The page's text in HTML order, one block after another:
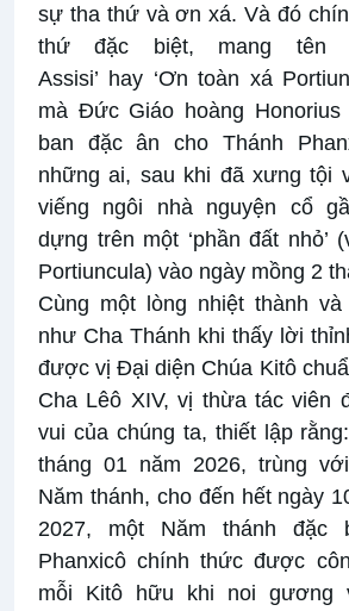
sự tha thứ và ơn xá. Và đó
thứ đặc biệt, mang tên
Assisi’ hay ‘Ơn toàn xá
mà Đức Giáo hoàng
ban đặc ân cho Thánh
những ai, sau khi đã xưng tội
viếng ngôi nhà nguyện cổ
dựng trên một ‘phần đất nhỏ’
Portiuncula) vào ngày mồng 2
Cùng một lòng nhiệt thành
như Cha Thánh khi thấy lời
được vị Đại diện Chúa Kitô
Cha Lêô XIV, vị thừa tác viên
vui của chúng ta, thiết lập
tháng 01 năm 2026, trùng
Năm thánh, cho đến hết ngày
2027, một Năm thánh đặc
Phanxicô chính thức được
mỗi Kitô hữu khi noi gương